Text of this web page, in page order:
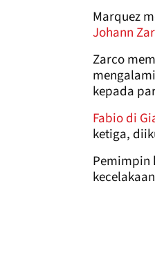
Marquez
Johann
Zarco
kepada
Fabio di
ketiga,
Pemimpin